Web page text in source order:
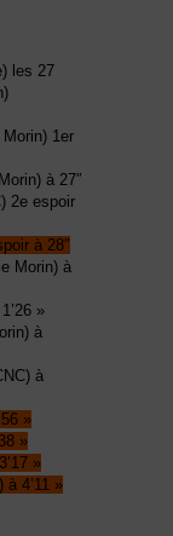
les 27
1er
à 27″
2e espoir
à 28″
Morin) à
»
à
à
»
»
»
4’11 »